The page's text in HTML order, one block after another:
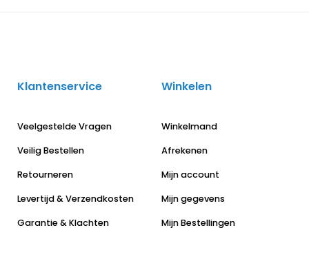
Klantenservice
Veelgestelde Vragen
Veilig Bestellen
Retourneren
Levertijd & Verzendkosten
Garantie & Klachten
Winkelen
Winkelmand
Afrekenen
Mijn account
Mijn gegevens
Mijn Bestellingen